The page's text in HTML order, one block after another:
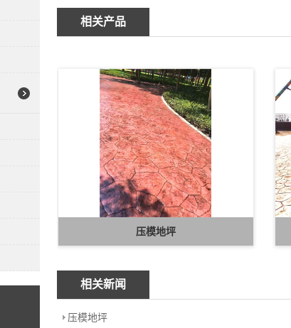
相关产品
压模地坪
相关新闻
压模地坪